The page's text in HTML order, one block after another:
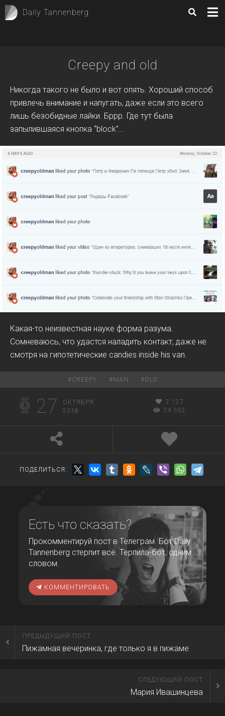
Daily Tannenberg
Creepy and old
Никогда такого не было и вот опять. Хороший способ
привлечь внимание и напугать, даже если это всего
лишь безобидные лайки. Бррр. Где тут была
запылившаяся кнопка “block”…
Какая-то неизвестная науке форма разума.
Сомневаюсь, что удастся наладить контакт, даже не
смотря на гипотетические candies inside his van.
#CREEPY #MAN #OLD
27
ОКТЯБРЯ
2018
2 127
24 552
ПОДЕЛИТЬСЯ:
Есть что сказать?
Прокомментируй пост в Телеграм. Бот Daily
Tannenberg стерпит всё. Терпила-бот, одним
словом.
КОММЕНТИРОВАТЬ
ПРЕДЫДУЩИЙ ПОСТ
Пижамная вечеринка, где только я в пижаме
СЛЕДУЮЩИЙ ПОСТ
Мария Ивашинцева